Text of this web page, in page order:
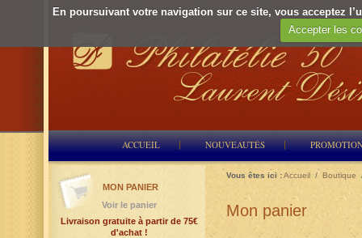
En poursuivant votre navigation sur ce site, vous acceptez
Accepter les
ACCUEIL NOUVEAUTÉS
Vous êtes ici :Accueil / Boutique
Mon panier
MON PANIER
Voir le panier
Livraison gratuite à partir de 75€
d'achat !